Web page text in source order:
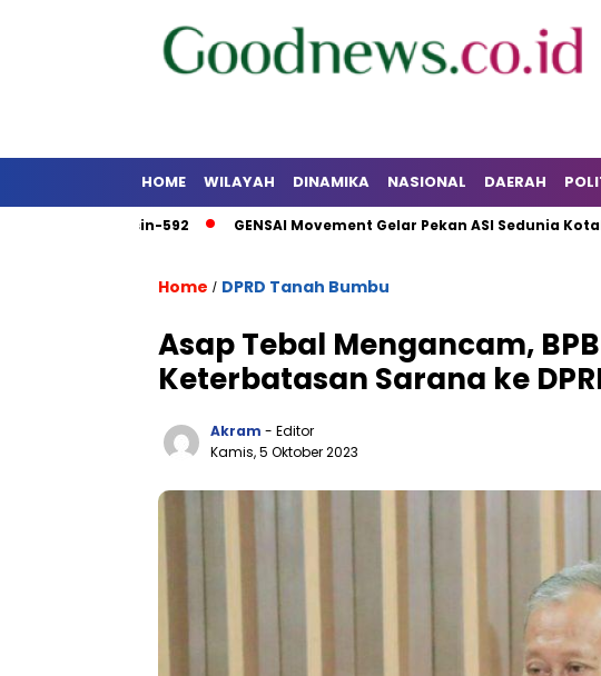
HOME WILAYAH DINAMIKA NASIONAL DAERAH
GENSAI Movement Gelar Pekan ASI Sedunia Kotabaru
Home / DPRD Tanah Bumbu
Asap Tebal Mengancam,
Keterbatasan Sarana ke
Akram - Editor
Kamis, 5 Oktober 2023